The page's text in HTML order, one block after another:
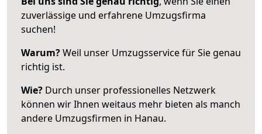
zuverlässige und erfahrene Umzugsfirma
suchen!
Warum?Weil unser Umzugsservice für Sie genau
richtig ist.
Wie? Durch unser professionelles Netzwerk
können wir Ihnen weitaus mehr bieten als manch
andere Umzugsfirmen in Hanau.